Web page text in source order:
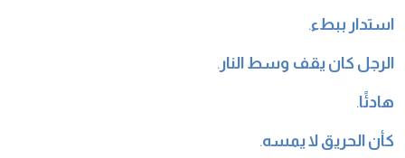
استدار ببطء.
الرجل كان يقف وسط النار .
هادئًا.
كأن الحريق لا يمسه.